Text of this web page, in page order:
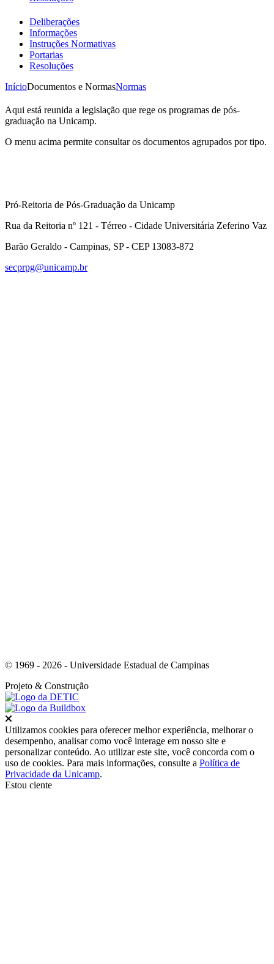
Deliberações
Informações
Instruções Normativas
Portarias
Resoluções
InícioDocumentos e NormasNormas
Aqui está reunida a legislação que rege os programas de pós-
graduação na Unicamp.
O menu acima permite consultar os documentos agrupados por tipo.
Pró-Reitoria de Pós-Graduação da Unicamp
Rua da Reitoria nº 121 - Térreo - Cidade Universitária Zeferino Vaz
Barão Geraldo - Campinas, SP - CEP 13083-872
secprpg@unicamp.br
© 1969 - 2026 - Universidade Estadual de Campinas
Projeto & Construção
Utilizamos cookies para oferecer melhor experiência, melhorar o
desempenho, analisar como você interage em nosso site e
personalizar conteúdo. Ao utilizar este site, você concorda com o
uso de cookies. Para mais informações, consulte a Política de
Privacidade da Unicamp.
Estou ciente